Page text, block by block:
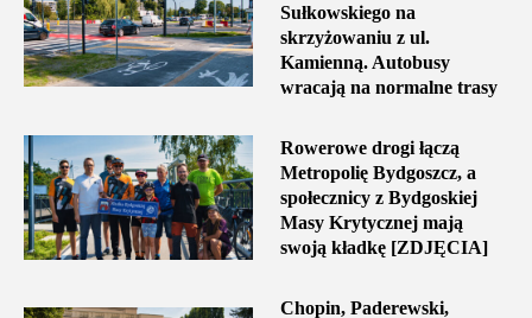
Sułkowskiego na
skrzyżowaniu z ul.
Kamienną. Autobusy
wracają na normalne trasy
Rowerowe drogi łączą
Metropolię Bydgoszcz, a
społecznicy z Bydgoskiej
Masy Krytycznej mają
swoją kładkę [ZDJĘCIA]
Chopin, Paderewski,